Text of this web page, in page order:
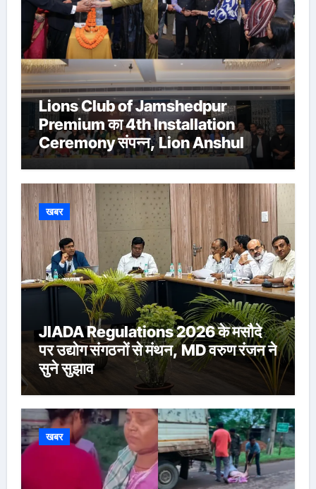
Lions Club of Jamshedpur
Premium का 4th Installation
Ceremony संपन्न, Lion Anshul
Ringasia ने संभाला अध्यक्ष पद
खबर
JIADA Regulations 2026 के मसौदे
पर उद्योग संगठनों से मंथन, MD वरुण रंजन ने
सुने सुझाव
खबर